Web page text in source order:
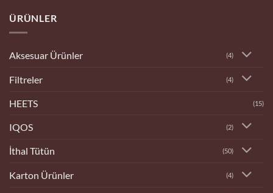
Dükkanı
ÜRÜNLER
Aksesuar Ürünler (4)
Filtreler (4)
HEETS (15)
IQOS (2)
İthal Tütün (50)
Karton Ürünler (4)